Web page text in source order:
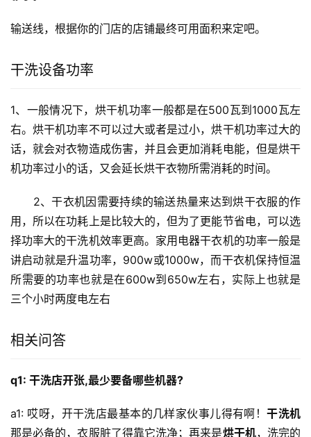
输送线，根据你的门店的店铺最终可用面积来定吧。
干洗设备功率
1、一般情况下，烘干机功率一般都是在500瓦到1000瓦左
右。烘干机功率不可以过大或者是过小，烘干机功率过大的
话，就会对衣物造成伤害，并且会更加消耗电能，但是烘干
机功率过小的话，又会延长烘干衣物所需消耗的时间。
2、干衣机因需要持续的输送热量来达到烘干衣服的作
用，所以在功耗上是比较大的，但为了更能节省电，可以选
择功率大的干洗机效率更高。家用电器干衣机的功率一般是
讲启动就是升温功率，900w或1000w，而干衣机保持恒温
所需要的功率也就是在600w到650w左右，实际上也就是
三个小时两度电左右
相关问答
q1: 干洗店开张,最少要备哪些机器?
a1: 哎呀，开干洗店最基本的几样家伙事儿得有啊！干洗机
那是必备的，衣服脏了得靠它洗净；再来是烘干机，洗完的